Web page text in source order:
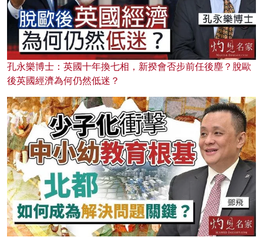
孔永樂博士：英國十年換七相，新揆會否步前任後塵？脫歐
後英國經濟為何仍然低迷？